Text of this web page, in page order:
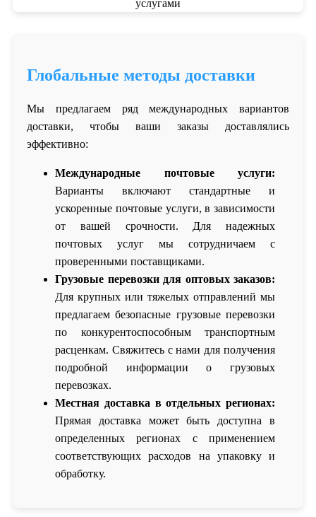
Глобальные методы доставки
Мы предлагаем ряд международных вариантов
доставки, чтобы ваши заказы доставлялись
эффективно:
Международные почтовые услуги:
Варианты включают стандартные и
ускоренные почтовые услуги, в зависимости
от вашей срочности. Для надежных
почтовых услуг мы сотрудничаем с
проверенными поставщиками.
Грузовые перевозки для оптовых заказов:
Для крупных или тяжелых отправлений мы
предлагаем безопасные грузовые перевозки
по конкурентоспособным транспортным
расценкам. Свяжитесь с нами для получения
подробной информации о грузовых
перевозках.
Местная доставка в отдельных регионах:
Прямая доставка может быть доступна в
определенных регионах с применением
соответствующих расходов на упаковку и
обработку.